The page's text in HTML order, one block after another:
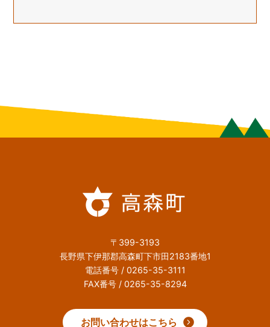
〒399-3193
長野県下伊那郡高森町下市田2183番地1
電話番号 / 0265-35-3111
FAX番号 / 0265-35-8294
お問い合わせはこちら